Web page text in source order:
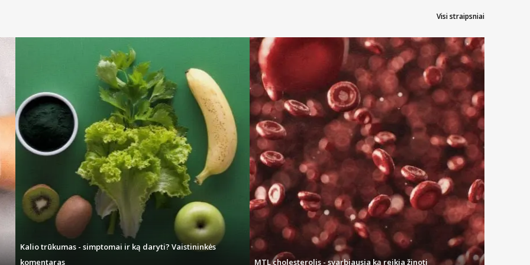
Visi straipsniai
Kalio trūkumas - simptomai ir ką daryti? Vaistininkės
komentaras
MTL cholesterolis - svarbiausia ką reikia žinoti